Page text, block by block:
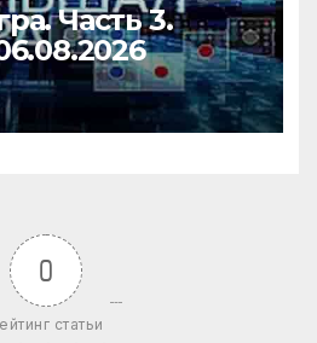
Часть 3.
0
статьи